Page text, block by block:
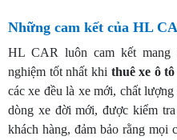
Những cam kết của HL
HL CAR luôn cam kết mang
nghiệm tốt nhất khi thuê xe ô
các xe đều là xe mới, chất
dòng xe đời mới, được kiểm
khách hàng, đảm bảo rằng mọi